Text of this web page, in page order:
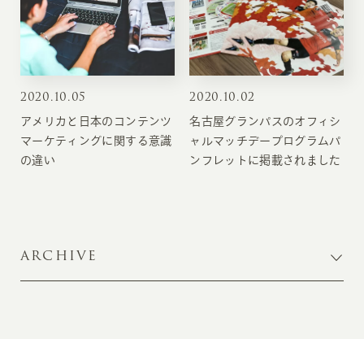
2020.10.05
アメリカと日本のコンテンツ
マーケティングに関する意識
の違い
2020.10.02
名古屋グランパスのオフィシ
ャルマッチデープログラムパ
ンフレットに掲載されました
ARCHIVE